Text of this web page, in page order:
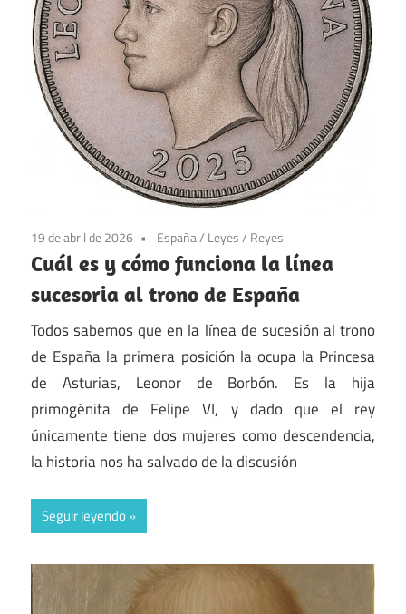
19 de abril de 2026 España/ Leyes/ Reyes
Cuál es y cómo funciona la línea
sucesoria al trono de España
Todos sabemos que en la línea de sucesión al trono
de España la primera posición la ocupa la Princesa
de Asturias, Leonor de Borbón. Es la hija
primogénita de Felipe VI, y dado que el rey
únicamente tiene dos mujeres como descendencia,
la historia nos ha salvado de la discusión
Seguir leyendo